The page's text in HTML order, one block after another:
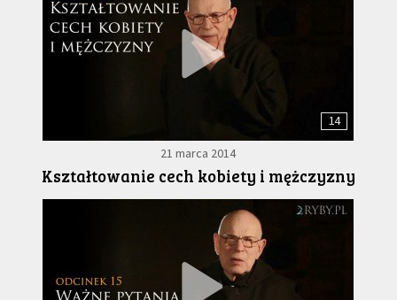
14
21 marca 2014
Kształtowanie cech kobiety i mężczyzny